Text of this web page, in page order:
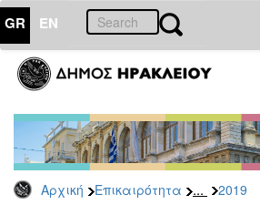
GR EN
Αρχική Επικαιρότητα ... 2019
ΕΠΙΚΑΙΡΟΤΗΤΑ
-
Δημοπρασίες
Αρχείο
2026